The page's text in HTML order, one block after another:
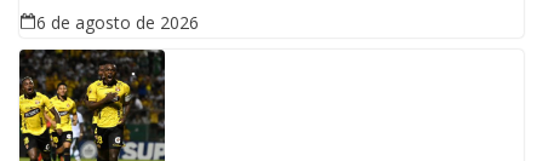
6 de agosto de 2026